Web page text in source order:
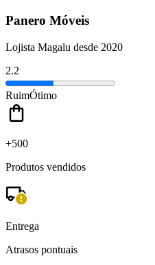
Panero Móveis
Lojista Magalu desde 2020
2.2
RuimÓtimo
+500
Produtos vendidos
Entrega
Atrasos pontuais